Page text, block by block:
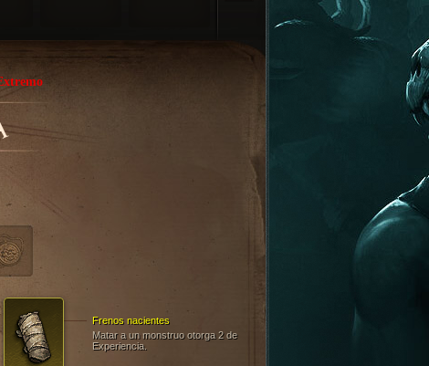
Frenos nacientes
Matar a un monstruo otorga 2 de
Experiencia.